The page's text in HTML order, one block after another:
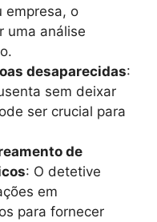
empresa, o
uma análise
desaparecidas:
sem deixar
ser crucial para
de
: O detetive
em
para fornecer